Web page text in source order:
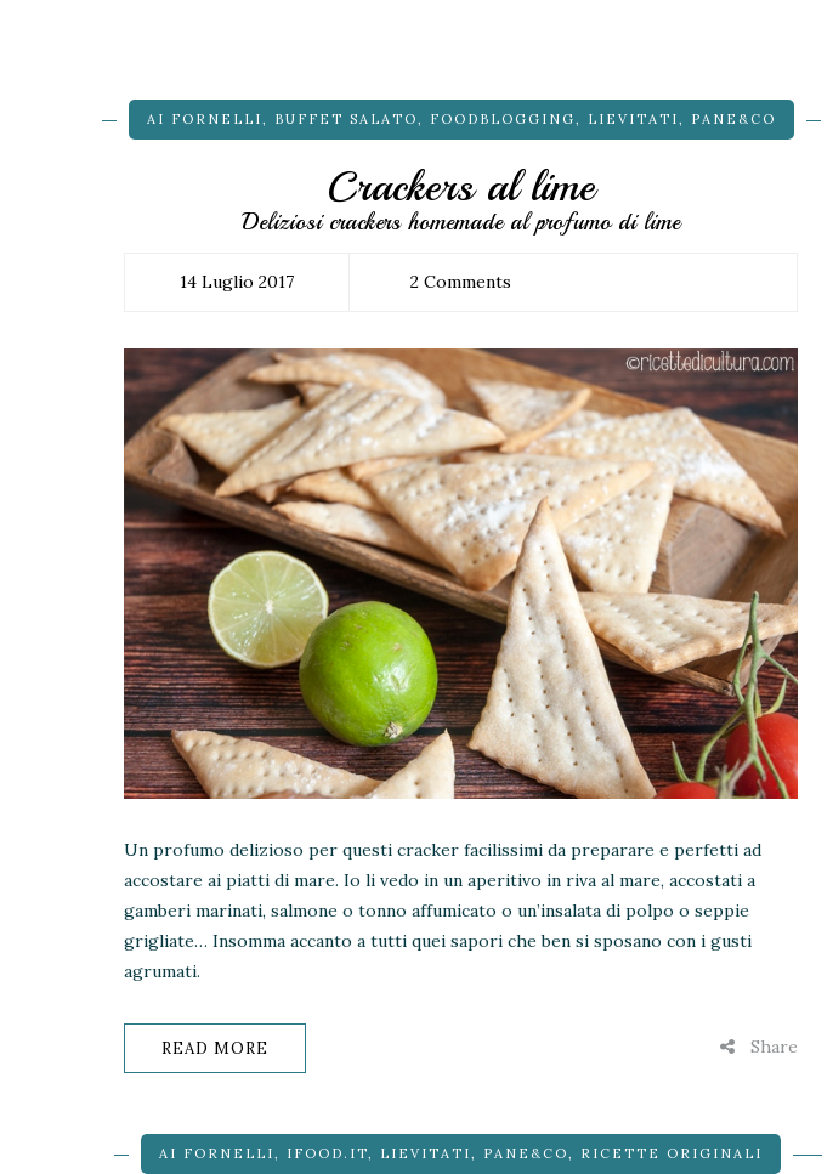
AI FORNELLI, BUFFET SALATO, FOODBLOGGING, LIEVITATI, PANE&CO
Crackers al lime
Deliziosi crackers homemade al profumo di lime
14 Luglio 2017 2 Comments
Un profumo delizioso per questi cracker facilissimi da preparare e perfetti ad
accostare ai piatti di mare. Io li vedo in un aperitivo in riva al mare, accostati a
gamberi marinati, salmone o tonno affumicato o un’insalata di polpo o seppie
grigliate… Insomma accanto a tutti quei sapori che ben si sposano con i gusti
agrumati.
READ MORE Share
AI FORNELLI, IFOOD.IT, LIEVITATI, PANE&CO, RICETTE ORIGINALI